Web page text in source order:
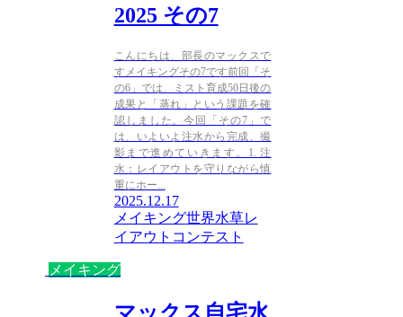
2025 その7
こんにちは、部長のマックスで
すメイキングその7です前回「そ
の6」では、ミスト育成50日後の
成果と「蒸れ」という課題を確
認しました。今回「その7」で
は、いよいよ注水から完成、撮
影まで進めていきます。1. 注
水：レイアウトを守りながら慎
重にホー...
2025.12.17
メイキング世界水草レ
イアウトコンテスト
メイキング